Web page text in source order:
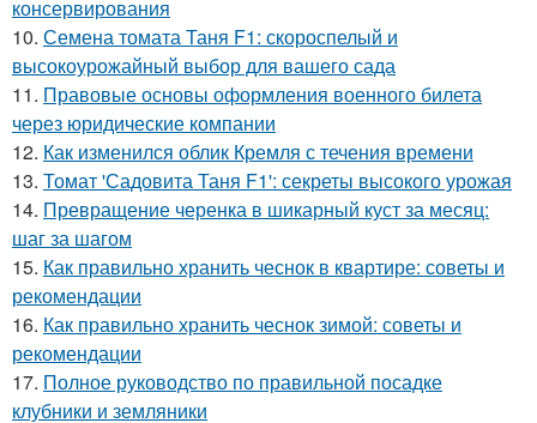
консервирования
10. Семена томата Таня F1: скороспелый и
высокоурожайный выбор для вашего сада
11. Правовые основы оформления военного билета
через юридические компании
12. Как изменился облик Кремля с течения времени
13. Томат 'Садовита Таня F1': секреты высокого урожая
14. Превращение черенка в шикарный куст за месяц:
шаг за шагом
15. Как правильно хранить чеснок в квартире: советы и
рекомендации
16. Как правильно хранить чеснок зимой: советы и
рекомендации
17. Полное руководство по правильной посадке
клубники и земляники